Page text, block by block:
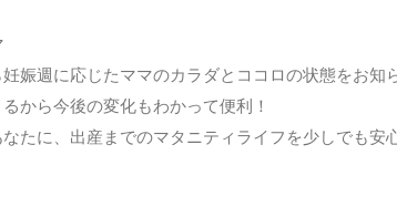
娠週に応じたママのカラダとココロの状態をお知
から今後の変化もわかって便利！
たに、出産までのマタニティライフを少しでも安